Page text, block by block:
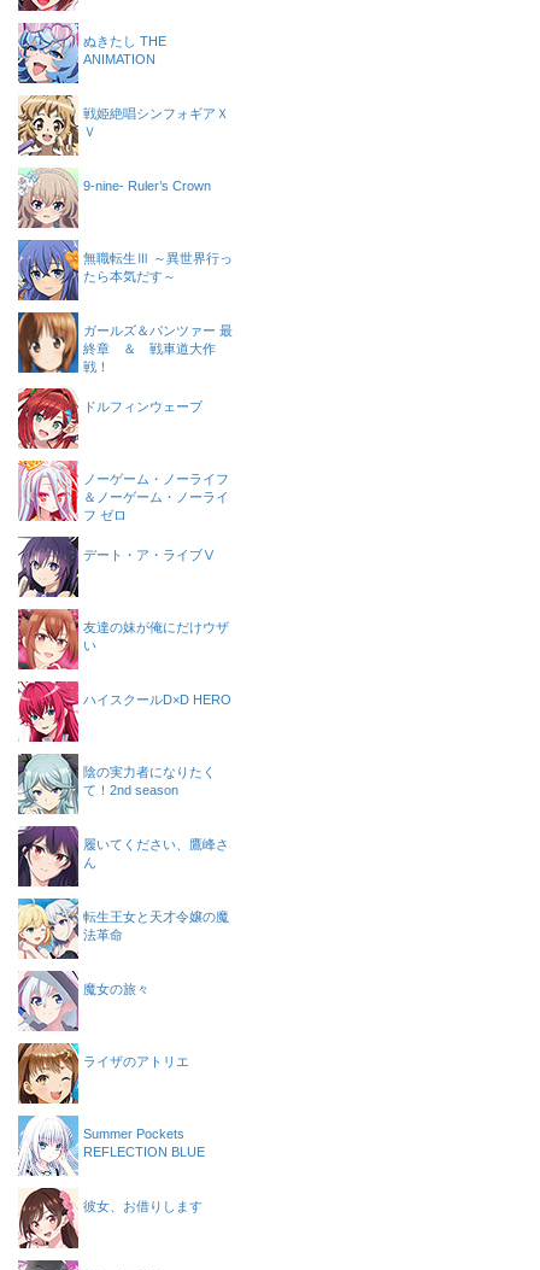
ぬきたし THE
ANIMATION
戦姫絶唱シンフォギアＸ
Ｖ
9-nine- Ruler’s Crown
無職転生Ⅲ ～異世界行っ
たら本気だす～
ガールズ＆パンツァー 最
終章 ＆ 戦車道大作
戦！
ドルフィンウェーブ
ノーゲーム・ノーライフ
＆ノーゲーム・ノーライ
フ ゼロ
デート・ア・ライブⅤ
友達の妹が俺にだけウザ
い
ハイスクールD×D HERO
陰の実力者になりたく
て！2nd season
履いてください、鷹峰さ
ん
転生王女と天才令嬢の魔
法革命
魔女の旅々
ライザのアトリエ
Summer Pockets
REFLECTION BLUE
彼女、お借りします